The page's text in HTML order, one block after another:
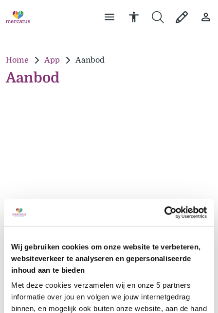
Wij gebruiken cookies om onze website te verbeteren,
websiteverkeer te analyseren en gepersonaliseerde
inhoud aan te bieden
Met deze cookies verzamelen wij en onze 5 partners
informatie over jou en volgen we jouw internetgedrag
binnen, en mogelijk ook buiten onze website, aan de hand
Home App Aanbod
Aanbod